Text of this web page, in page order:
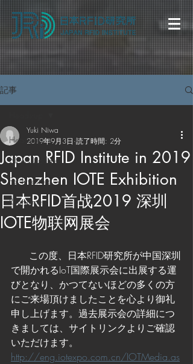
記事
Heads-up
News Updates
For Investors
Recruitment
Japan RFID Institute in 2019
Shenzhen IOTE Exhibition
日本RFID首战2019 深圳
IOTE物联网展会
Yuki Niwa
2019年9月3日 読了時間: 2分
で開かれるIoT国際展示会に出展する運
びとなり、かつてないほどの多くの方
にご来場頂けましたことを心より御礼
申し上げます。過去展示会の詳細につ
きましては、サイトリンクよりご確認
いただけます。
http://eng.iotexpo.com.cn/IOTMedia.as